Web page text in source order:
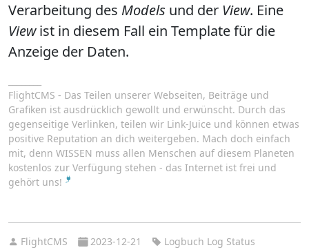
Verarbeitung des Models und der View. Eine
Viewist in diesem Fall ein Template für die
Anzeige der Daten.
FlightCMS - Das Teilen unserer Webseiten, Beiträge und
Grafiken ist ausdrücklich gewollt und erwünscht. Durch das
gegenseitige Verlinken, teilen wir Link-Juice und können etwas
positive Reputation an dich weitergeben. Mach doch einfach
mit, denn WISSEN muss allen Menschen auf diesem Planeten
kostenlos zur Verfügung stehen - das Internet ist frei und
gehört uns!
FlightCMS 2023-12-21 Logbuch Log Status